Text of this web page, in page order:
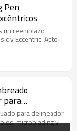
Pen
un reemplazo
y Eccentric. Apto
para
para delineador
microblading y